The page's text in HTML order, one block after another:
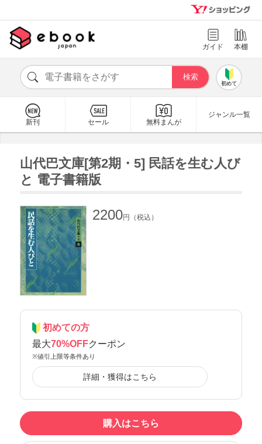
ガイド 本棚
初めて
新刊 セール 無料まんが
ジャンル一覧
山代巴文庫[第2期・5] 民話を生む人び
と 電子書籍版
2200円（税込）
初めての方
最大70%OFFクーポン
※値引上限等条件あり
詳細・獲得はこちら
購入はこちら